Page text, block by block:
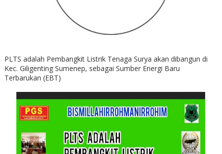
PLTS adalah Pembangkit Listrik Tenaga Surya akan dibangun di
Kec. Giligenting Sumenep, sebagai Sumber Energi Baru
Terbarukan (EBT)